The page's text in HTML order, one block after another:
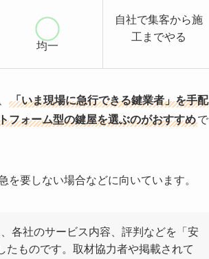
均一
自社で集客から施
工までやる
「いま現場に急行できる鍵業者」を手配
フォーム型の鍵屋を選ぶのがおすすめで
要しない場合などに向いています。
各社のサービス内容、評判などを「安
たものです。取材協力者や掲載されて